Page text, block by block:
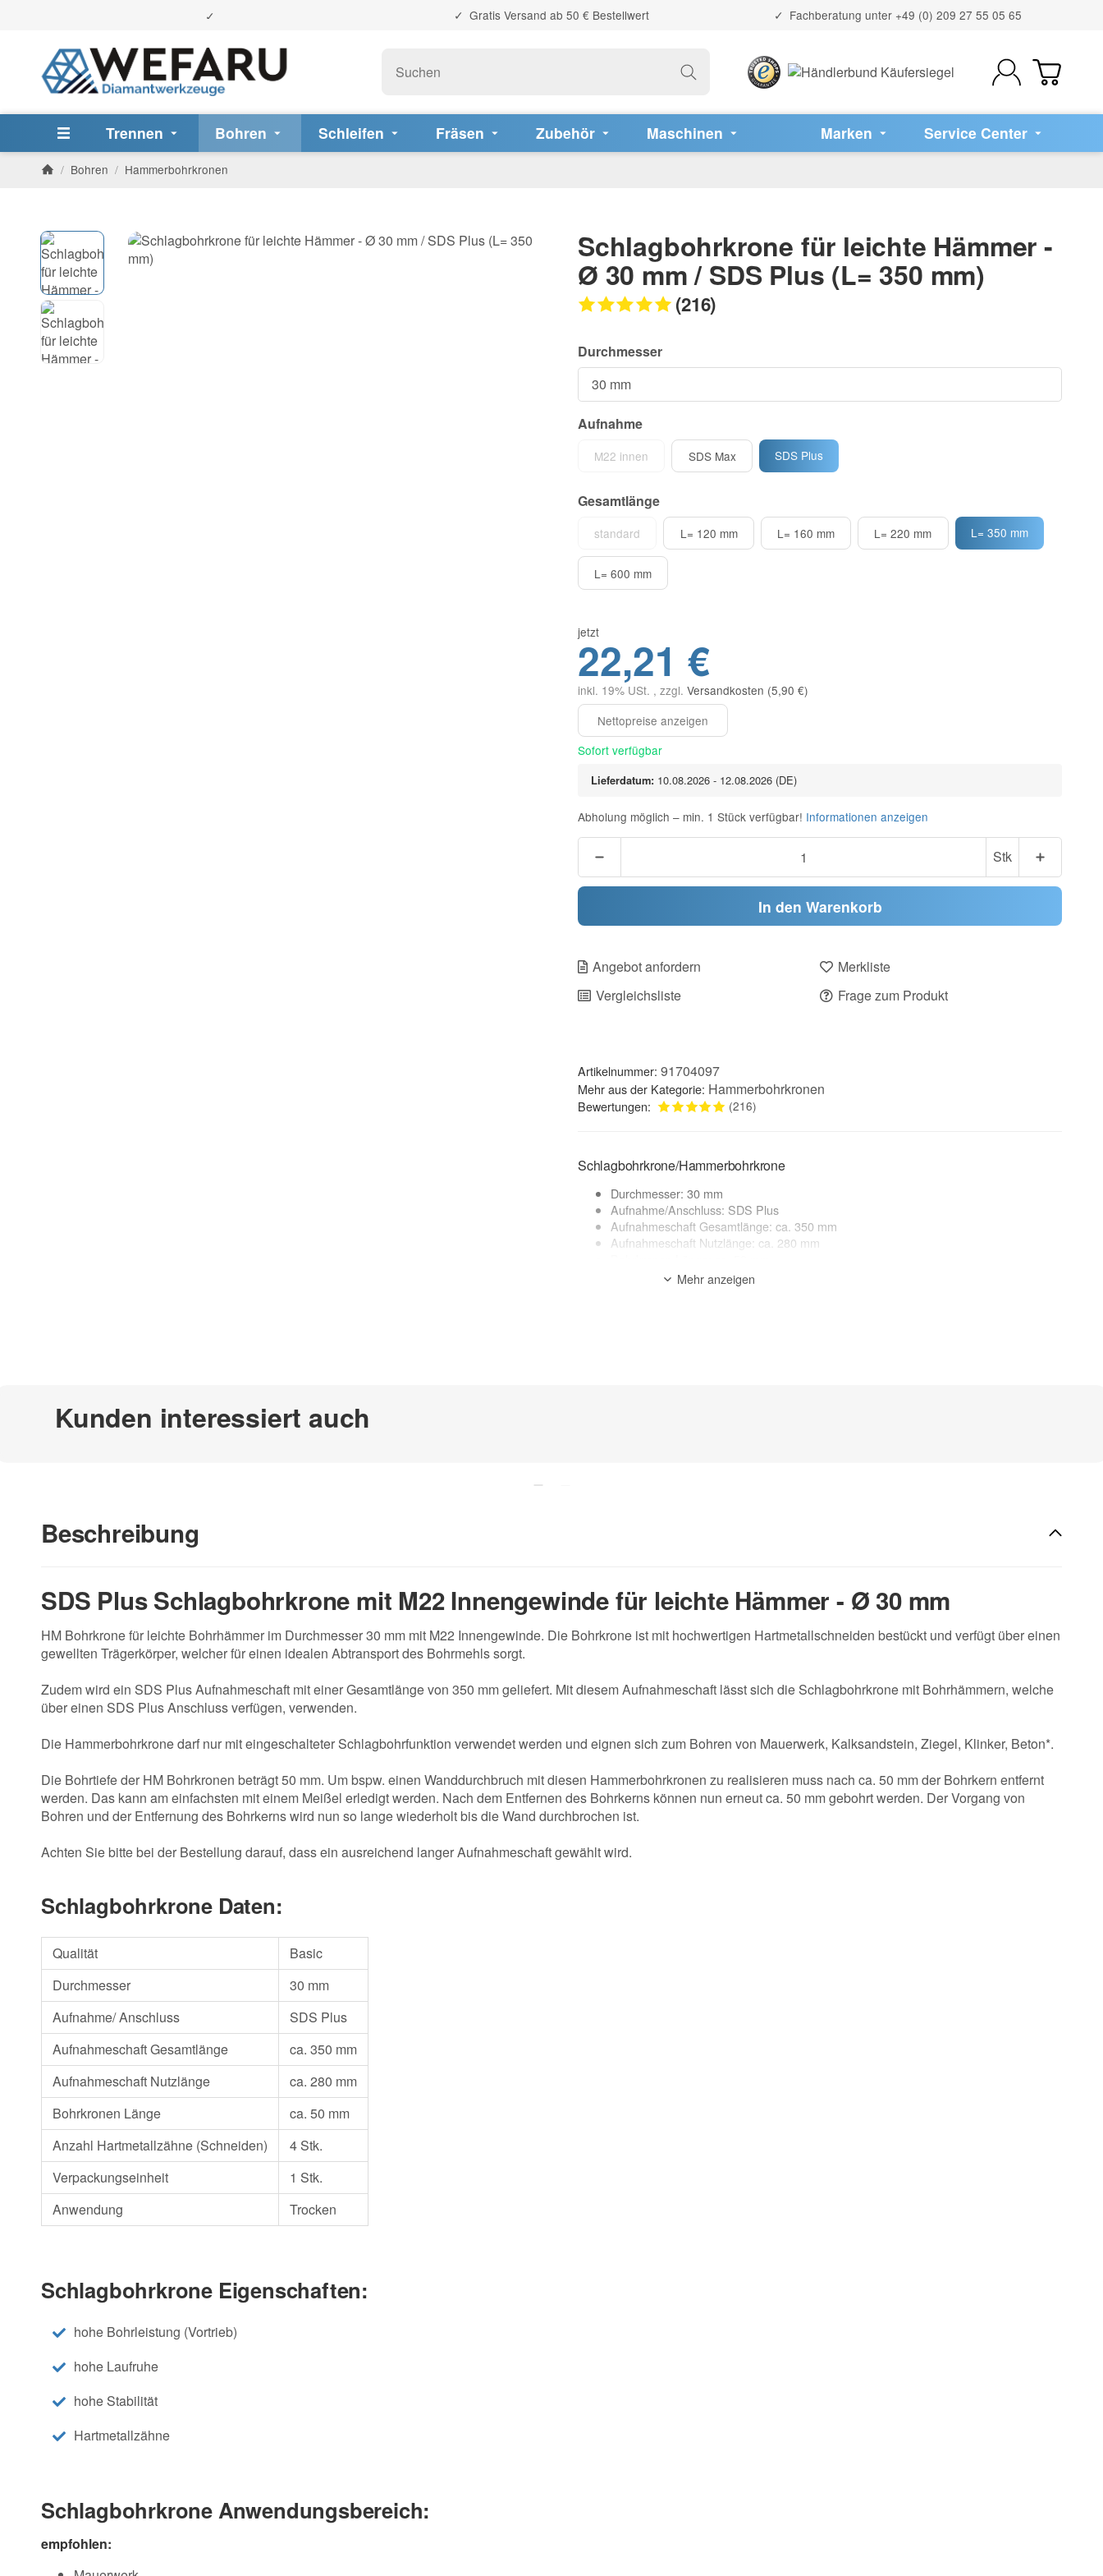
Gratis Versand ab 50 € Bestellwert Fachberatung unter +49 (0) 209 27 55 05 65
Trennen Bohren Schleifen Fräsen Zubehör Maschinen Marken Service Center
/ Bohren / Hammerbohrkronen
Schlagbohrkrone für leichte Hämmer -
Ø 30 mm / SDS Plus (L= 350 mm)
(216)
Durchmesser
Aufnahme
M22 innen SDS Max SDS Plus
Gesamtlänge
standard L= 120 mm L= 160 mm L= 220 mm L= 350 mm
L= 600 mm
jetzt
22,21 €
inkl. 19% USt. , zzgl. Versandkosten (5,90 €)
Sofort verfügbar
Lieferdatum: 10.08.2026 - 12.08.2026 (DE)
Abholung möglich – min. 1 Stück verfügbar! Informationen anzeigen
Stk
In den Warenkorb
Angebot anfordern
Merkliste
Vergleichsliste
Frage zum Produkt
Artikelnummer: 91704097
Mehr aus der Kategorie: Hammerbohrkronen
Bewertungen: (216)
Schlagbohrkrone/Hammerbohrkrone
Durchmesser: 30 mm
Aufnahme/Anschluss: SDS Plus
Aufnahmeschaft Gesamtlänge: ca. 350 mm
Aufnahmeschaft Nutzlänge: ca. 280 mm
Anwendungsbereich:Mehr anzeigen
Kunden interessiert auch
Beschreibung
SDS Plus Schlagbohrkrone mit M22 Innengewinde für leichte Hämmer - Ø 30 mm
HM Bohrkrone für leichte Bohrhämmer im Durchmesser 30 mm mit M22 Innengewinde. Die Bohrkrone ist mit hochwertigen Hartmetallschneiden bestückt und verfügt über einen
gewellten Trägerkörper, welcher für einen idealen Abtransport des Bohrmehls sorgt.
Zudem wird ein SDS Plus Aufnahmeschaft mit einer Gesamtlänge von 350 mm geliefert. Mit diesem Aufnahmeschaft lässt sich die Schlagbohrkrone mit Bohrhämmern, welche
über einen SDS Plus Anschluss verfügen, verwenden.
Die Hammerbohrkrone darf nur mit eingeschalteter Schlagbohrfunktion verwendet werden und eignen sich zum Bohren von Mauerwerk, Kalksandstein, Ziegel, Klinker, Beton*.
Die Bohrtiefe der HM Bohrkronen beträgt 50 mm. Um bspw. einen Wanddurchbruch mit diesen Hammerbohrkronen zu realisieren muss nach ca. 50 mm der Bohrkern entfernt
werden. Das kann am einfachsten mit einem Meißel erledigt werden. Nach dem Entfernen des Bohrkerns können nun erneut ca. 50 mm gebohrt werden. Der Vorgang von
Bohren und der Entfernung des Bohrkerns wird nun so lange wiederholt bis die Wand durchbrochen ist.
Achten Sie bitte bei der Bestellung darauf, dass ein ausreichend langer Aufnahmeschaft gewählt wird.
Schlagbohrkrone Daten:
Qualität
Basic
Durchmesser
30 mm
Aufnahme/ Anschluss
SDS Plus
Aufnahmeschaft Gesamtlänge
ca. 350 mm
Aufnahmeschaft Nutzlänge
ca. 280 mm
Bohrkronen Länge
ca. 50 mm
Anzahl Hartmetallzähne (Schneiden)
4 Stk.
Verpackungseinheit
1 Stk.
Anwendung
Trocken
Schlagbohrkrone Eigenschaften:
hohe Bohrleistung (Vortrieb)
hohe Laufruhe
hohe Stabilität
Hartmetallzähne
Schlagbohrkrone Anwendungsbereich:
empfohlen: